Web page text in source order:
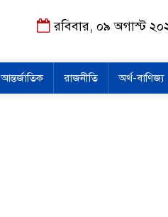
রবিবার, ০৯ অগাস্ট
আন্তর্জাতিক রাজনীতি অর্থ-বাণিজ্য